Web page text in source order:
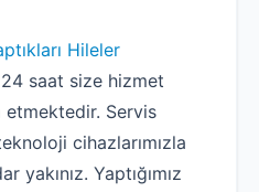
Hileler
saat size hizmet
Servis
cihazlarımızla
yakınız. Yaptığımız